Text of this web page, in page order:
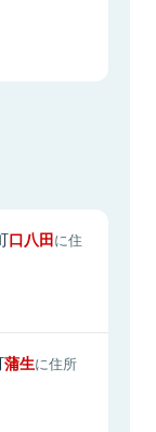
口八田に住
蒲生に住所